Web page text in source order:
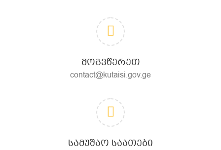
ᲛᲝᲒᲕᲬᲔᲠᲔᲗ
contact@kutaisi.gov.ge
ᲡᲐᲛᲣᲨᲐᲝ ᲡᲐᲐᲗᲔᲑᲘ